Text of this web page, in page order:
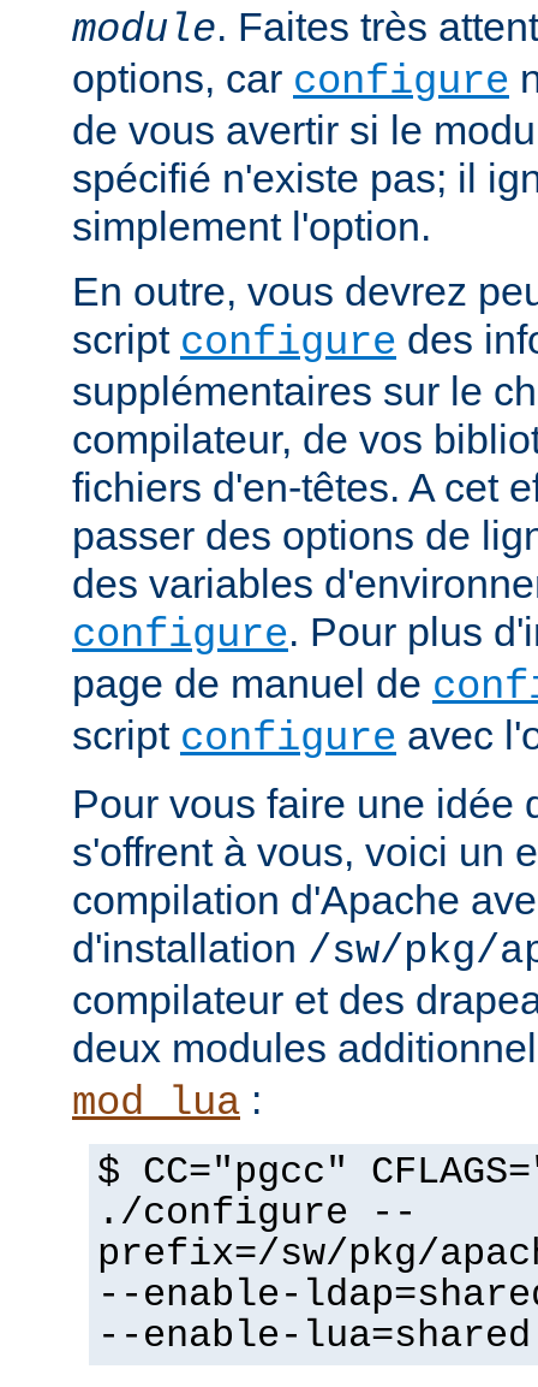
module. Faites très
options, car configure
de vous avertir si le
spécifié n'existe pas; il
simplement l'option.
En outre, vous devrez
script configure des
supplémentaires sur le
compilateur, de vos
fichiers d'en-têtes. A cet
passer des options de
des variables
configure. Pour plus
page de manuel de
script configure avec
Pour vous faire une idée
s'offrent à vous, voici un
compilation d'Apache
d'installation /sw/pkg/
compilateur et des
deux modules
mod_lua :
$ CC="pgcc"
./configure --
prefix=/sw/pkg/
--enable-
--enable-lua=shared